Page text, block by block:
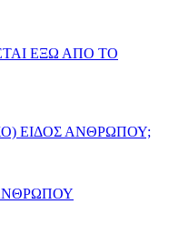
ΕΞΩ ΑΠΟ ΤΟ
ΕΙΔΟΣ ΑΝΘΡΩΠΟΥ;